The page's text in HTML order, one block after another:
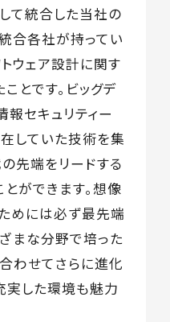
て統合した当社の
合各社が持ってい
ウェア設計に関す
とです。ビッグデ
報セキュリティー
していた技術を集
先端をリードする
ができます。想像
めには必ず最先端
まな分野で培った
わせてさらに進化
実した環境も魅力